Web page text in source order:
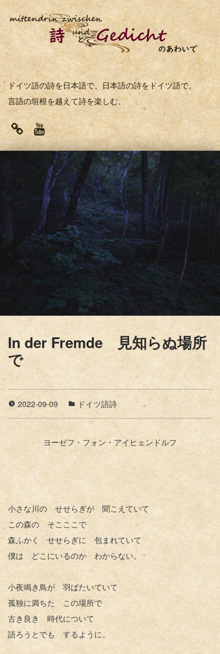
ドイツ語の詩を日本語で、日本語の詩をドイツ語で。
言語の垣根を越えて詩を楽しむ。
noteYoutube
In der Fremde 見知らぬ場所
で
2022-09-09 ドイツ語詩
ヨーゼフ・フォン・アイヒェンドルフ
小さな川の せせらぎが 聞こえていて
この森の そこここで
森ふかく せせらぎに 包まれていて
僕は どこにいるのか わからない。
小夜鳴き鳥が 羽ばたいていて
孤独に満ちた この場所で
古き良き 時代について
語ろうとでも するように。